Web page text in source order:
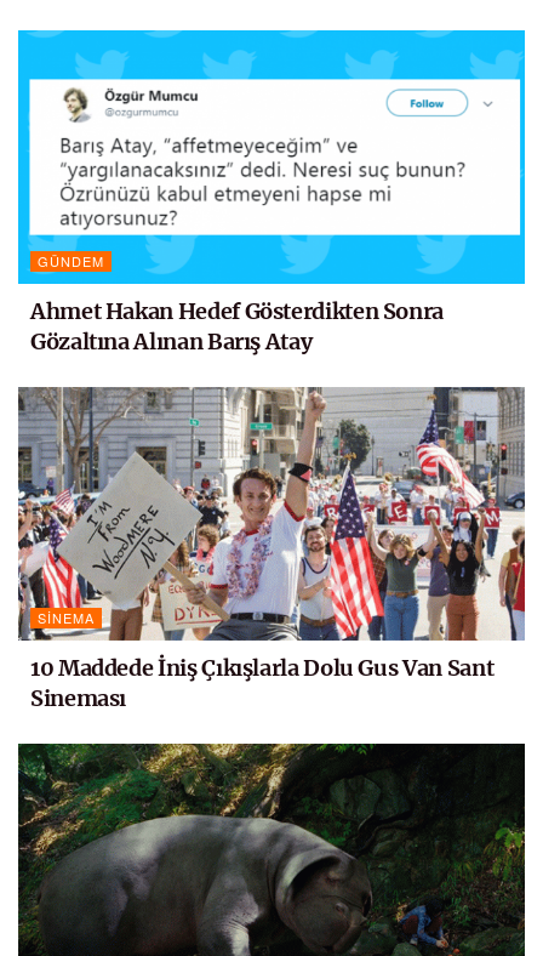
GÜNDEM
Ahmet Hakan Hedef Gösterdikten Sonra
Gözaltına Alınan Barış Atay
SINEMA
10 Maddede İniş Çıkışlarla Dolu Gus Van Sant
Sineması